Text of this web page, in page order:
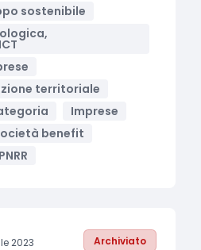
sostenibile
territoriale
Imprese
benefit
2023 Archiviato